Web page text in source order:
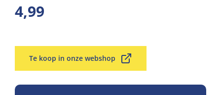
4,99
Te koop in onze webshop